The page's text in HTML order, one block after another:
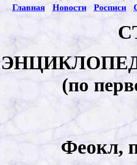
Главная Новости Росписи
(по
Феокл,